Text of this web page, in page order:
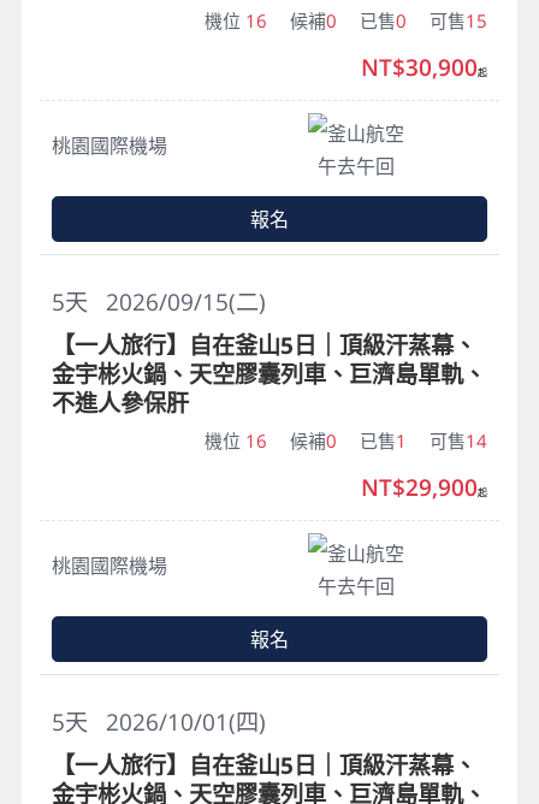
機位 16 候補0 已售0 可售15
桃園國際機場
釜山航空
午去午回
NT$30,900起
報名
2026/09/15(二)
5天
【一人旅行】自在釜山5日｜頂級汗蒸幕、
金宇彬火鍋、天空膠囊列車、巨濟島單軌、
不進人參保肝
機位 16 候補0 已售1 可售14
桃園國際機場
釜山航空
午去午回
NT$29,900起
報名
2026/10/01(四)
5天
【一人旅行】自在釜山5日｜頂級汗蒸幕、
金宇彬火鍋、天空膠囊列車、巨濟島單軌、